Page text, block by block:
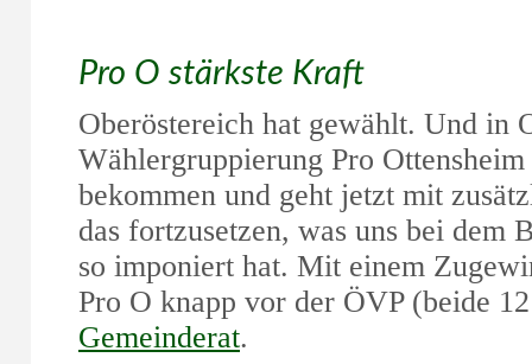
Pro O stärkste Kraft
Oberöstereich hat gewählt. Und in
Wählergruppierung Pro
bekommen und geht jetzt mit
das fortzusetzen, was uns bei dem
so imponiert hat. Mit einem
Pro O knapp vor der ÖVP (beide
Gemeinderat.